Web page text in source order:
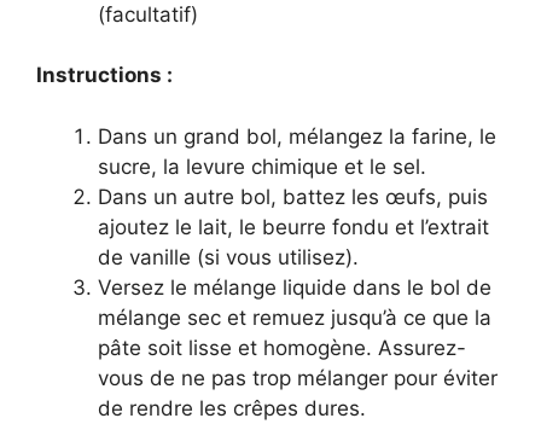
(facultatif)
Instructions :
Dans un grand bol, mélangez la farine, le
sucre, la levure chimique et le sel.
Dans un autre bol, battez les œufs, puis
ajoutez le lait, le beurre fondu et l’extrait
de vanille (si vous utilisez).
Versez le mélange liquide dans le bol de
mélange sec et remuez jusqu’à ce que la
pâte soit lisse et homogène. Assurez-
vous de ne pas trop mélanger pour éviter
de rendre les crêpes dures.